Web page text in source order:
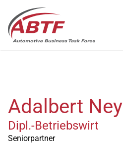
Adalbert Ney
Dipl.-Betriebswirt
Seniorpartner